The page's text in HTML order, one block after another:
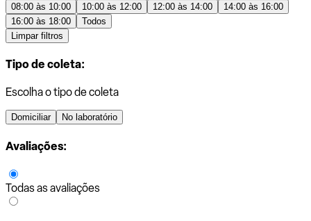
08:00 às 10:00 10:00 às 12:00 12:00 às 14:00
14:00 às 16:00
16:00 às 18:00
Todos
Limpar filtros
Tipo de coleta:
Escolha o tipo de coleta
Domiciliar No laboratório
Avaliações:
Todas as avaliações